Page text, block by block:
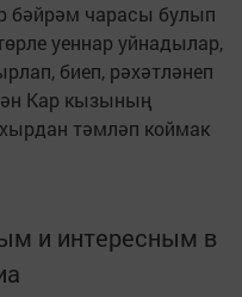
бәйрәм чарасы булып
уеннар уйнадылар,
биеп, рәхәтләнеп
Кар кызының
тәмләп коймак
и интересным в